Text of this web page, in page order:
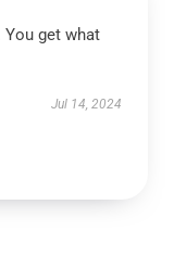
get what
Jul 14, 2024